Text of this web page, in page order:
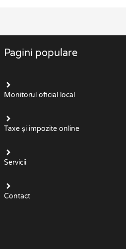
Pagini populare
Monitorul oficial local
Taxe și impozite online
Servicii
Contact